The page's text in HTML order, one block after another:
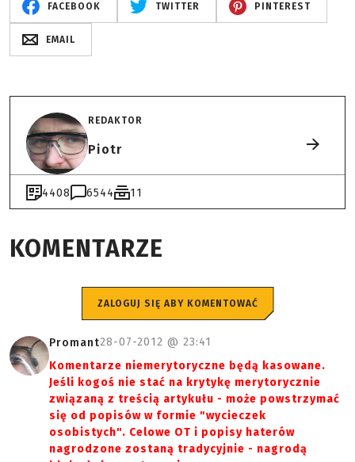
FACEBOOK TWITTER PINTEREST
EMAIL
REDAKTOR
Piotr
4408 6544 11
KOMENTARZE
ZALOGUJ SIĘ ABY KOMENTOWAĆ
Promant28-07-2012 @ 23:41
Komentarze niemerytoryczne będą kasowane.
Jeśli kogoś nie stać na krytykę merytorycznie
związaną z treścią artykułu - może powstrzymać
się od popisów w formie "wycieczek
osobistych". Celowe OT i popisy haterów
nagrodzone zostaną tradycyjnie - nagrodą